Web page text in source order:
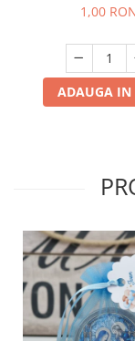
1,00
ADAUGA IN